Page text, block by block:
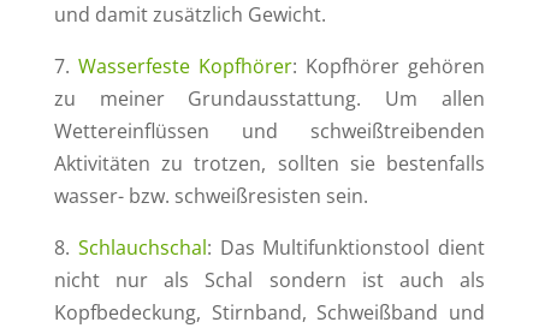
und damit zusätzlich Gewicht.
7. Wasserfeste Kopfhörer: Kopfhörer gehören
zu meiner Grundausstattung. Um allen
Wettereinflüssen und schweißtreibenden
Aktivitäten zu trotzen, sollten sie bestenfalls
wasser- bzw. schweißresisten sein.
8. Schlauchschal: Das Multifunktionstool dient
nicht nur als Schal sondern ist auch als
Kopfbedeckung, Stirnband, Schweißband und